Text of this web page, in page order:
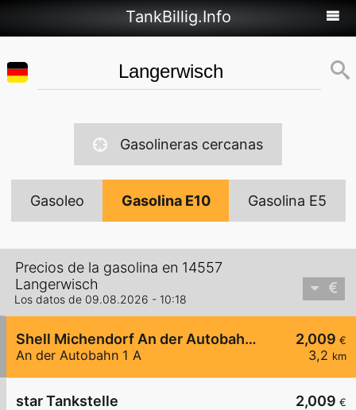
TankBillig.Info
Gasolineras cercanas
Gasoleo Gasolina E10 Gasolina E5
Precios de la gasolina en 14557
Langerwisch
Los datos de 09.08.2026 - 10:18
2,009 €
3,2 km
Shell Michendorf An der Autobahn 1 A
An der Autobahn 1 A
2,009 €
star Tankstelle